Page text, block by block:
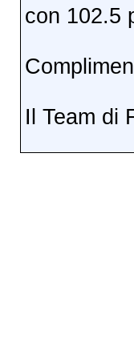
con 102.5
Il Team di